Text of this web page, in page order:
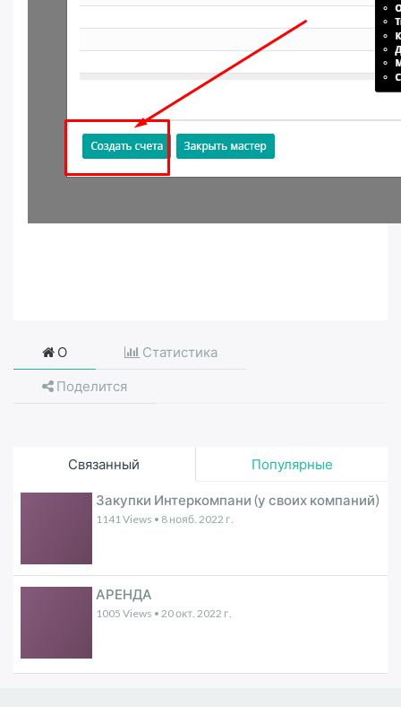
Связанный Популярные
Закупки Интеркомпани (у своих компаний)
1141 Views • 8 нояб. 2022 г.
АРЕНДА
1005 Views • 20 окт. 2022 г.
О Статистика
Поделится